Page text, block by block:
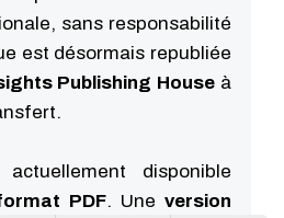
sans responsabilité
est désormais republiée
Publishing Houseà
disponible
PDF. Uneversion